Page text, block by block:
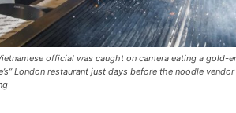
official was caught on camera eating a gold-
London restaurant just days before the noodle